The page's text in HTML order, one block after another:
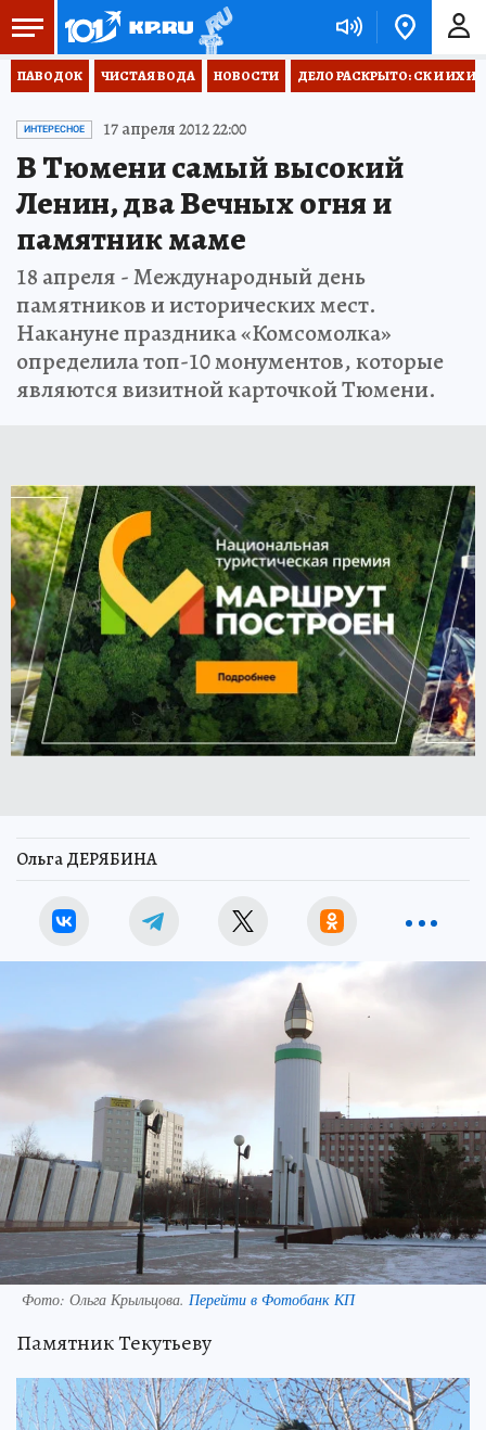
ПАВОДОК ЧИСТАЯ ВОДА НОВОСТИ ДЕЛО РАСКРЫТО: СК И ИХ
ИНТЕРЕСНОЕ 17 апреля 2012 22:00
В Тюмени самый высокий
Ленин, два Вечных огня и
памятник маме
18 апреля - Международный день
памятников и исторических мест.
Накануне праздника «Комсомолка»
определила топ-10 монументов, которые
являются визитной карточкой Тюмени.
Ольга ДЕРЯБИНА
Фото: Ольга Крыльцова. Перейти в Фотобанк КП
Памятник Текутьеву